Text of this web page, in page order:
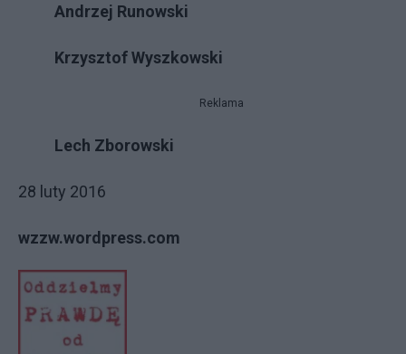
Andrzej Runowski
Krzysztof Wyszkowski
Reklama
Lech Zborowski
28 luty 2016
wzzw.wordpress.com